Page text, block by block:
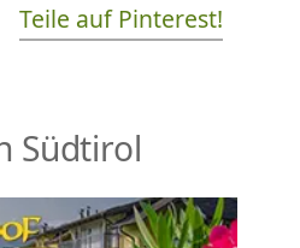
Teile auf Pinterest!
Südtirol